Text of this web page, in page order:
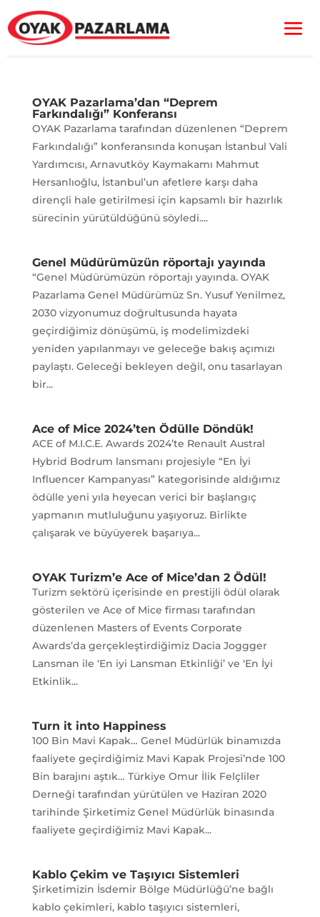
OYAK Pazarlama’dan “Deprem
Farkındalığı” Konferansı
OYAK Pazarlama tarafından düzenlenen “Deprem
Farkındalığı” konferansında konuşan İstanbul Vali
Yardımcısı, Arnavutköy Kaymakamı Mahmut
Hersanlıoğlu, İstanbul’un afetlere karşı daha
dirençli hale getirilmesi için kapsamlı bir hazırlık
sürecinin yürütüldüğünü söyledi....
Genel Müdürümüzün röportajı yayında
“Genel Müdürümüzün röportajı yayında. OYAK
Pazarlama Genel Müdürümüz Sn. Yusuf Yenilmez,
2030 vizyonumuz doğrultusunda hayata
geçirdiğimiz dönüşümü, iş modelimizdeki
yeniden yapılanmayı ve geleceğe bakış açımızı
paylaştı. Geleceği bekleyen değil, onu tasarlayan
bir...
Ace of Mice 2024’ten Ödülle Döndük!
ACE of M.I.C.E. Awards 2024’te Renault Austral
Hybrid Bodrum lansmanı projesiyle “En İyi
Influencer Kampanyası” kategorisinde aldığımız
ödülle yeni yıla heyecan verici bir başlangıç
yapmanın mutluluğunu yaşıyoruz. Birlikte
çalışarak ve büyüyerek başarıya...
OYAK Turizm’e Ace of Mice’dan 2 Ödül!
Turizm sektörü içerisinde en prestijli ödül olarak
gösterilen ve Ace of Mice firması tarafından
düzenlenen Masters of Events Corporate
Awards’da gerçekleştirdiğimiz Dacia Joggger
Lansman ile ‘En iyi Lansman Etkinliği’ ve ‘En İyi
Etkinlik...
Turn it into Happiness
100 Bin Mavi Kapak… Genel Müdürlük binamızda
faaliyete geçirdiğimiz Mavi Kapak Projesi’nde 100
Bin barajını aştık… Türkiye Omur İlik Felçliler
Derneği tarafından yürütülen ve Haziran 2020
tarihinde Şirketimiz Genel Müdürlük binasında
faaliyete geçirdiğimiz Mavi Kapak...
Kablo Çekim ve Taşıyıcı Sistemleri
Şirketimizin İsdemir Bölge Müdürlüğü’ne bağlı
kablo çekimleri, kablo taşıyıcı sistemleri,